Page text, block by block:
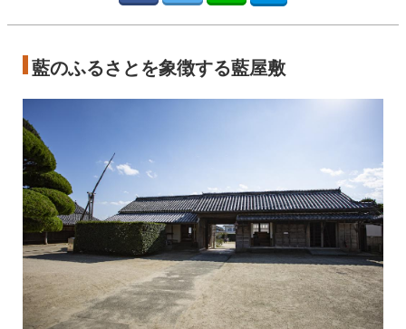
藍のふるさとを象徴する藍屋敷